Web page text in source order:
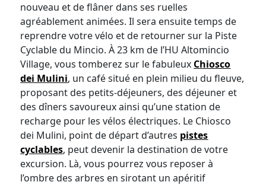
nouveau et de flâner dans ses ruelles
agréablement animées. Il sera ensuite temps de
reprendre votre vélo et de retourner sur la Piste
Cyclable du Mincio. À 23 km de l’HU Altomincio
Village, vous tomberez sur le fabuleux Chiosco
dei Mulini, un café situé en plein milieu du fleuve,
proposant des petits-déjeuners, des déjeuner et
des dîners savoureux ainsi qu’une station de
recharge pour les vélos électriques. Le Chiosco
dei Mulini, point de départ d’autres pistes
cyclables, peut devenir la destination de votre
excursion. Là, vous pourrez vous reposer à
l’ombre des arbres en sirotant un apéritif